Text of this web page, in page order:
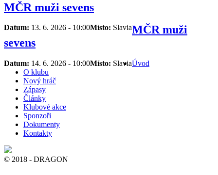
MČR muži sevens
Datum: 13. 6. 2026 - 10:00Místo: SlaviaMČR muži
sevens
Datum: 14. 6. 2026 - 10:00Místo: SlaviaÚvod
O klubu
Nový hráč
Zápasy
Články
Klubové akce
Sponzoři
Dokumenty
Kontakty
© 2018 - DRAGON